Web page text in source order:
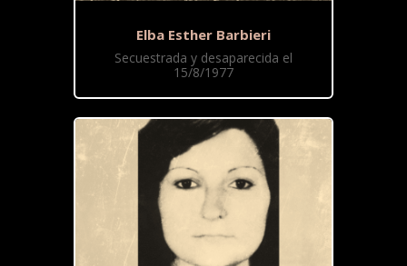
Elba Esther Barbieri
Secuestrada y desaparecida el
15/8/1977